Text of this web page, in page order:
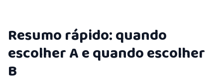
Resumo rápido: quando
escolher A e quando escolher
B